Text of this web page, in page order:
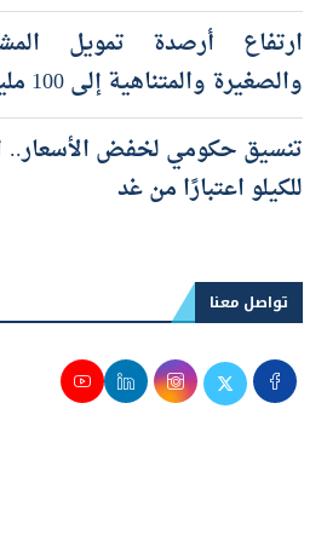
ارتفاع أرصدة تمويل
والصغيرة والمتناهية إلى 100 مليار جنيه بنهاية مايو
للكيلو اعتبارًا من غد
تواصل معنا